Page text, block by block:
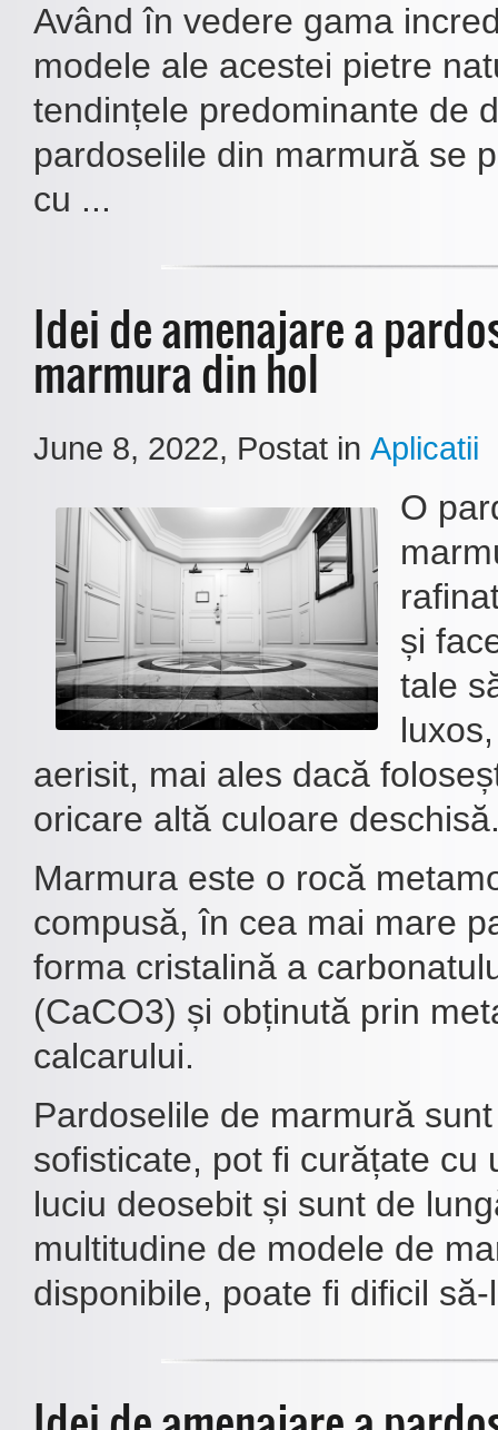
Având în vedere gama
modele ale acestei pietre
tendințele predominante de
pardoselile din marmură se
cu ...
Idei de amenajare a
marmura din hol
June 8, 2022, Postat in Aplicatii
O
și
tale
aerisit, mai ales dacă
oricare altă culoare
Marmura este o rocă
compusă, în cea mai mare
forma cristalină a
(CaCO3) și obținută prin
calcarului.
Pardoselile de marmură
sofisticate, pot fi curățate cu
luciu deosebit și sunt de
multitudine de modele de
disponibile, poate fi dificil